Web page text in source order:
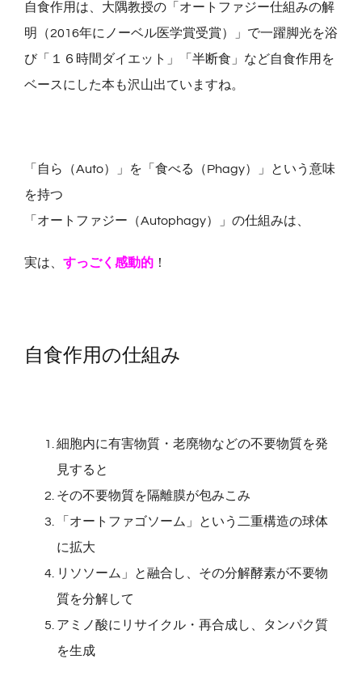
自食作用は、大隅教授の「オートファジー仕組みの解
明（2016年にノーベル医学賞受賞）」で一躍脚光を浴
び「１６時間ダイエット」「半断食」など自食作用を
ベースにした本も沢山出ていますね。
「自ら（Auto）」を「食べる（Phagy）」という意味
を持つ
「オートファジー（Autophagy）」の仕組みは、
実は、 すっごく感動的 ！
自食作用の仕組み
細胞内に有害物質・老廃物などの不要物質を発
見すると
その不要物質を隔離膜が包みこみ
「オートファゴソーム」という二重構造の球体
に拡大
リソソーム」と融合し、その分解酵素が不要物
質を分解して
アミノ酸にリサイクル・再合成し、タンパク質
を生成